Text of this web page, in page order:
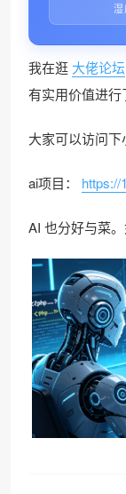
湿
我在逛 大佬论坛
有实用价值进行
大家可以访问下
ai项目： https://
AI 也分好与菜。